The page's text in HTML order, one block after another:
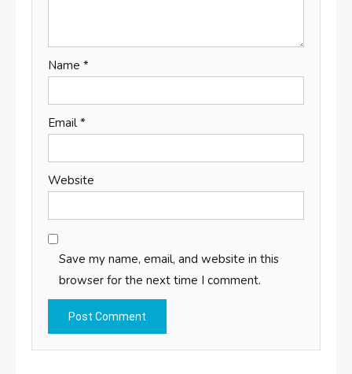
Name *
Email *
Website
Save my name, email, and website in this
browser for the next time I comment.